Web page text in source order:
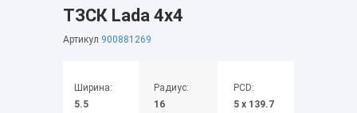
ТЗСК Lada 4x4
Артикул 900881269
Ширина:
5.5
Радиус:
16
PCD:
5 x 139.7